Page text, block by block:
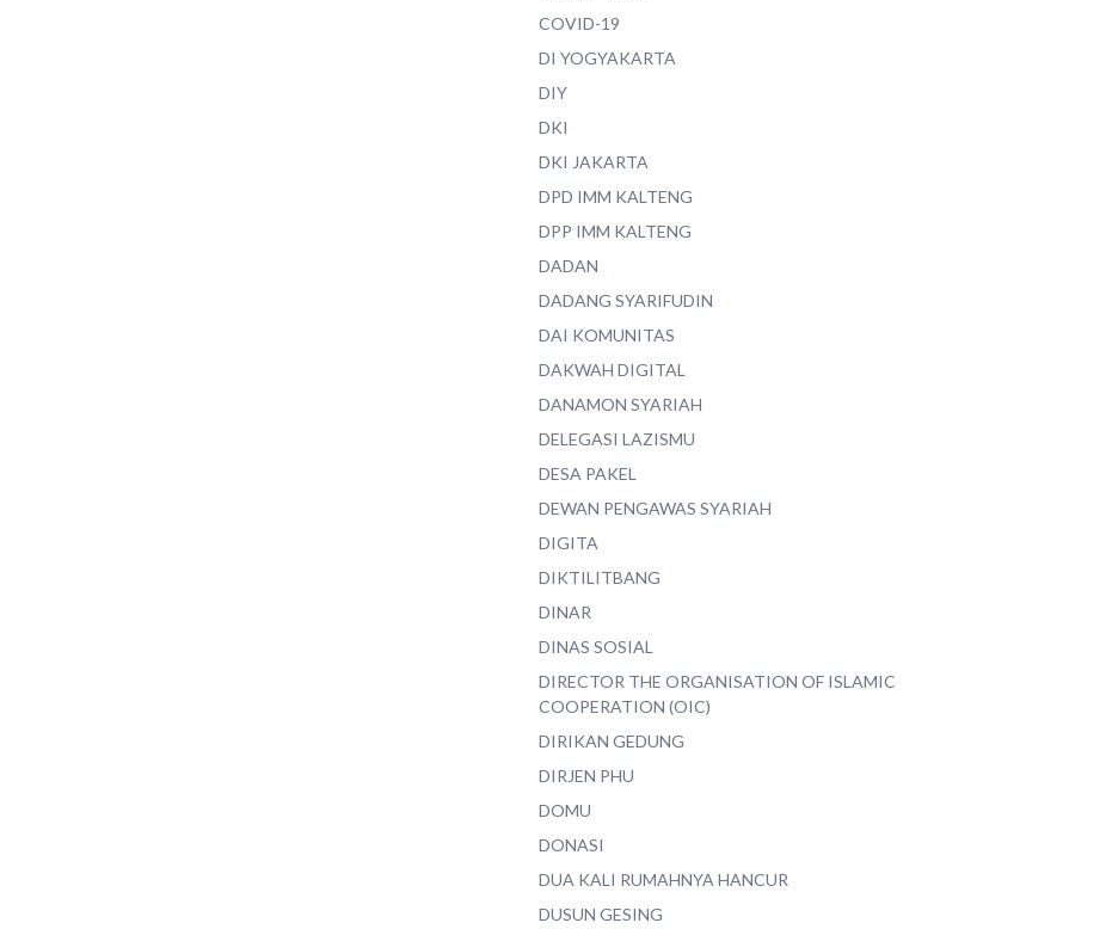
COVID-19
DI YOGYAKARTA
DIY
DKI
DKI JAKARTA
DPD IMM KALTENG
DPP IMM KALTENG
DADAN
DADANG SYARIFUDIN
DAI KOMUNITAS
DAKWAH DIGITAL
DANAMON SYARIAH
DELEGASI LAZISMU
DESA PAKEL
DEWAN PENGAWAS SYARIAH
DIGITA
DIKTILITBANG
DINAR
DINAS SOSIAL
DIRECTOR THE ORGANISATION OF ISLAMIC
COOPERATION (OIC)
DIRIKAN GEDUNG
DIRJEN PHU
DOMU
DONASI
DUA KALI RUMAHNYA HANCUR
DUSUN GESING